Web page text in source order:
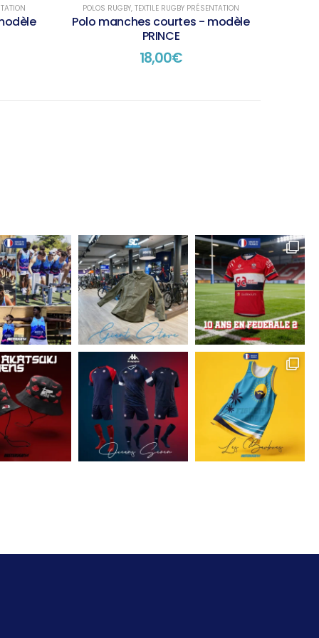
POLOS RUGBY, TEXTILE RUGBY PRÉSENTATION
Polo manches courtes - modèle
PRINCE
18,00€